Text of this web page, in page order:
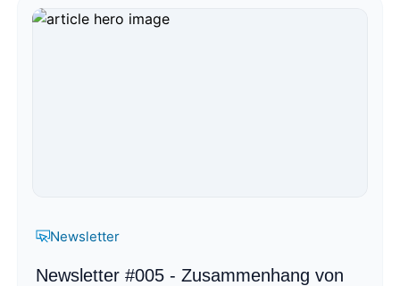
Newsletter
Newsletter #005 - Zusammenhang von